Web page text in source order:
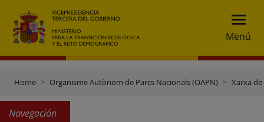
Menú
Home Organisme Autònom de Parcs Nacionals (OAPN) Xarxa
Navegación